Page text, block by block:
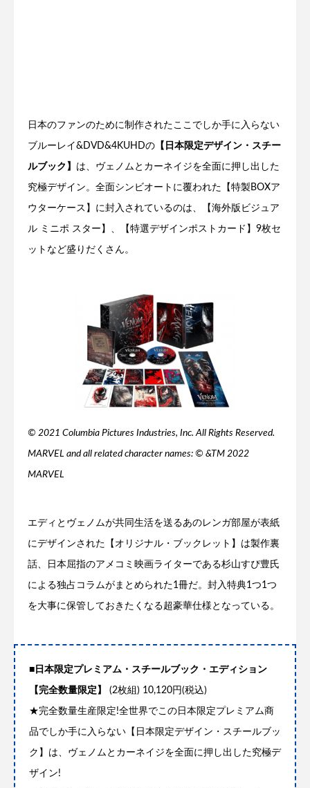
日本のファンのために制作されたここでしか手に入らない
ブルーレイ&DVD&4KUHDの 【日本限定デザイン・スチー
ルブック】 は、ヴェノムとカーネイジを全面に押し出した
究極デザイン。全面シンビオートに覆われた【特製BOXア
ウターケース】に封入されているのは、【海外版ビジュア
ル ミニポ スター】、【特選デザインポストカード】9枚セ
ットなど盛りだくさん。
© 2021 Columbia Pictures Industries, Inc. All Rights Reserved.
MARVEL and all related character names: © &TM 2022
MARVEL
エディとヴェノムが共同生活を送るあのレンガ部屋が表紙
にデザインされた【オリジナル・ブックレット】は製作裏
話、日本屈指のアメコミ映画ライターである杉山すぴ豊氏
による独占コラムがまとめられた1冊だ。封入特典1つ1つ
を大事に保管しておきたくなる超豪華仕様となっている。
■日本限定プレミアム・スチールブック・エディション
【完全数量限定】 (2枚組) 10,120円(税込)
★完全数量生産限定!全世界でこの日本限定プレミアム商
品でしか手に入らない【日本限定デザイン・スチールブッ
ク】は、ヴェノムとカーネイジを全面に押し出した究極デ
ザイン!